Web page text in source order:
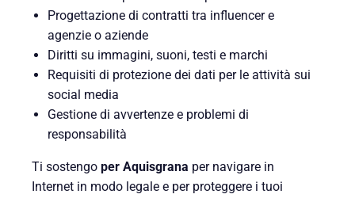
Progettazione di contratti tra influencer e
agenzie o aziende
Diritti su immagini, suoni, testi e marchi
Requisiti di protezione dei dati per le attività sui
social media
Gestione di avvertenze e problemi di
responsabilità
Ti sostengo per Aquisgrana per navigare in
Internet in modo legale e per proteggere i tuoi